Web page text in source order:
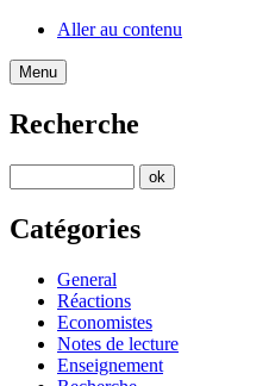
Aller au contenu
Menu
Recherche
Catégories
General
Réactions
Economistes
Notes de lecture
Enseignement